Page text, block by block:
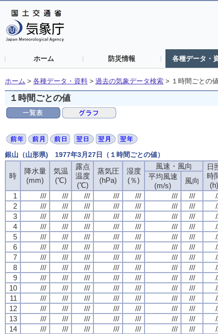
ホーム 防災情報 各種データ・
ホーム > 各種データ・資料 > 過去の気象データ検索 > １時間ごとの
１時間ごとの値
銀山（山形県) 1977年3月27日（１時間ごとの値）
時
降水量
(mm)
気温
(℃)
露点
温度
(℃)
蒸気圧
(hPa)
湿度
(％)
風速・風向
日
時
(h)
平均風速
(m/s)
風向
1
/// /// /// /// /// /// ///
2
/// /// /// /// /// /// ///
3
/// /// /// /// /// /// ///
4
/// /// /// /// /// /// ///
5
/// /// /// /// /// /// ///
6
/// /// /// /// /// /// ///
7
/// /// /// /// /// /// ///
8
/// /// /// /// /// /// ///
9
/// /// /// /// /// /// ///
10
/// /// /// /// /// /// ///
11
/// /// /// /// /// /// ///
12
/// /// /// /// /// /// ///
13
/// /// /// /// /// /// ///
14
/// /// /// /// /// /// ///
時
降水量
(mm)
気温
(℃)
露点
温度
(℃)
蒸気圧
(hPa)
湿度
(％)
風速・風向
日
時
(h)
平均風速
(m/s)
風向
1
/// /// /// /// /// /// ///
2
/// /// /// /// /// /// ///
3
/// /// /// /// /// /// ///
4
/// /// /// /// /// /// ///
5
/// /// /// /// /// /// ///
6
/// /// /// /// /// /// ///
7
/// /// /// /// /// /// ///
8
/// /// /// /// /// /// ///
9
/// /// /// /// /// /// ///
10
/// /// /// /// /// /// ///
11
/// /// /// /// /// /// ///
12
/// /// /// /// /// /// ///
13
/// /// /// /// /// /// ///
14
/// /// /// /// /// /// ///
時
降水量
(mm)
気温
(℃)
露点
温度
(℃)
蒸気圧
(hPa)
湿度
(％)
風速・風向
日
時
(h)
平均風速
(m/s)
風向
1
/// /// /// /// /// /// ///
2
/// /// /// /// /// /// ///
3
/// /// /// /// /// /// ///
4
/// /// /// /// /// /// ///
5
/// /// /// /// /// /// ///
6
/// /// /// /// /// /// ///
7
/// /// /// /// /// /// ///
8
/// /// /// /// /// /// ///
9
/// /// /// /// /// /// ///
10
/// /// /// /// /// /// ///
11
/// /// /// /// /// /// ///
12
/// /// /// /// /// /// ///
13
/// /// /// /// /// /// ///
14
/// /// /// /// /// /// ///
時
降水量
(mm)
気温
(℃)
露点
温度
(℃)
蒸気圧
(hPa)
湿度
(％)
風速・風向
日
時
(h)
平均風速
(m/s)
風向
1
/// /// /// /// /// /// ///
2
/// /// /// /// /// /// ///
3
/// /// /// /// /// /// ///
4
/// /// /// /// /// /// ///
5
/// /// /// /// /// /// ///
6
/// /// /// /// /// /// ///
7
/// /// /// /// /// /// ///
8
/// /// /// /// /// /// ///
9
/// /// /// /// /// /// ///
10
/// /// /// /// /// /// ///
11
/// /// /// /// /// /// ///
12
/// /// /// /// /// /// ///
13
/// /// /// /// /// /// ///
14
/// /// /// /// /// /// ///